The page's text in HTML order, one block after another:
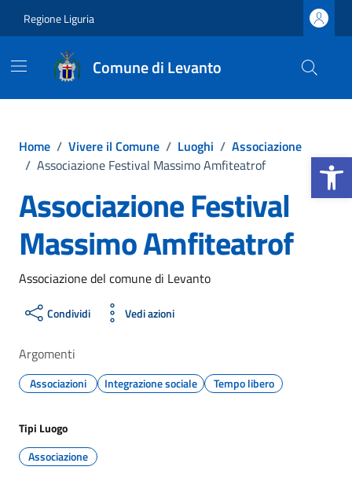
Apri la
Regione Liguria
Comune di Levanto
Home / Vivere il Comune / Luoghi / Associazione
/ Associazione Festival Massimo Amfiteatrof
Associazione Festival
Massimo Amfiteatrof
Associazione del comune di Levanto
Condividi Vedi azioni
Argomenti
Associazioni Integrazione sociale Tempo libero
Tipi Luogo
Associazione